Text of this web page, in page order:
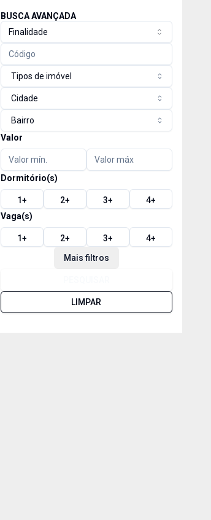
BUSCA AVANÇADA
Finalidade
Tipos de imóvel
Cidade
Bairro
Valor
Dormitório(s)
1+ 2+ 3+ 4+
Vaga(s)
1+ 2+ 3+ 4+
Mais filtros
LIMPAR